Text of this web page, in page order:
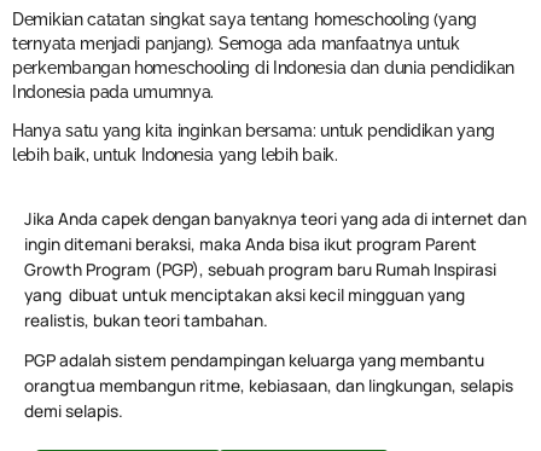
Demikian catatan singkat saya tentang homeschooling (yang
ternyata menjadi panjang). Semoga ada manfaatnya untuk
perkembangan homeschooling di Indonesia dan dunia pendidikan
Indonesia pada umumnya.
Hanya satu yang kita inginkan bersama: untuk pendidikan yang
lebih baik, untuk Indonesia yang lebih baik.
Jika Anda capek dengan banyaknya teori yang ada di internet dan
ingin ditemani beraksi, maka Anda bisa ikut program Parent
Growth Program (PGP), sebuah program baru Rumah Inspirasi
yang dibuat untuk menciptakan aksi kecil mingguan yang
realistis, bukan teori tambahan.
PGP adalah sistem pendampingan keluarga yang membantu
orangtua membangun ritme, kebiasaan, dan lingkungan, selapis
demi selapis.